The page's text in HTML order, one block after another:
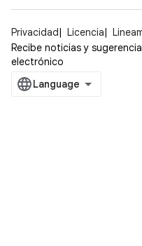
Privacidad Licencia
Recibe noticias y
electrónico